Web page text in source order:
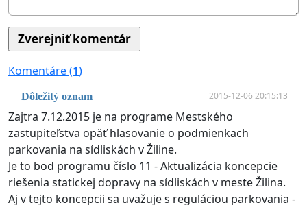
Komentáre (1)
Dôležitý oznam 2015-12-06 20:15:13
Zajtra 7.12.2015 je na programe Mestského
zastupiteľstva opäť hlasovanie o podmienkach
parkovania na sídliskách v Žiline.
Je to bod programu číslo 11 - Aktualizácia koncepcie
riešenia statickej dopravy na sídliskách v meste Žilina.
Aj v tejto koncepcii sa uvažuje s reguláciou parkovania -